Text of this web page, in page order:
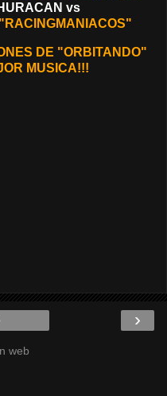
vs
DE "ORBITANDO"
MUSICA!!!
›
web